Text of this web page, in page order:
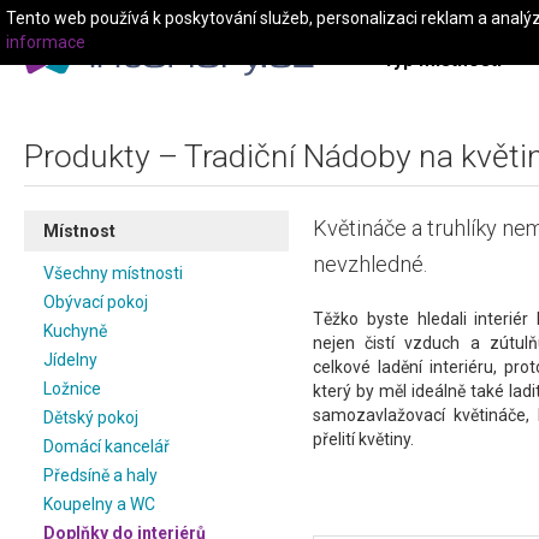
Typ místnosti
Produkty – Tradiční Nádoby na
Místnost
Všechny místnosti
Obývací pokoj
Kuchyně
Jídelny
Ložnice
Dětský pokoj
Domácí kancelář
Předsíně a haly
Koupelny a WC
Doplňky do interiérů
Květináče a truhlíky
nevzhledné.
Těžko byste hledali interiér
nejen čistí vzduch a
celkové ladění interiéru,
který by měl ideálně také
samozavlažovací
přelití květiny.
Tento web používá k poskytování služeb, personalizaci reklam a
informace